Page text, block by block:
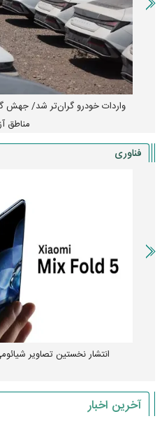
واردات خودرو گران‌تر شد/ جهش
مناطق
فناوری
انتشار نخستین تصاویر شیائومی
آخرین اخبار